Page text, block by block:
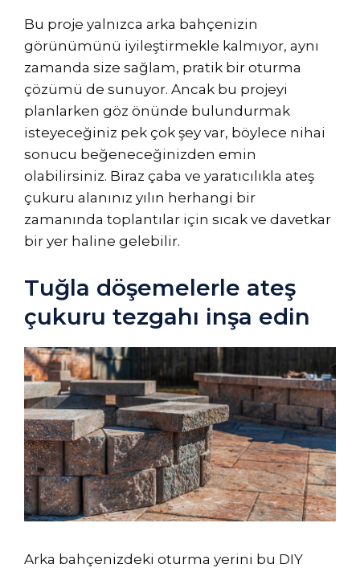
Bu proje yalnızca arka bahçenizin
görünümünü iyileştirmekle kalmıyor, aynı
zamanda size sağlam, pratik bir oturma
çözümü de sunuyor. Ancak bu projeyi
planlarken göz önünde bulundurmak
isteyeceğiniz pek çok şey var, böylece nihai
sonucu beğeneceğinizden emin
olabilirsiniz. Biraz çaba ve yaratıcılıkla ateş
çukuru alanınız yılın herhangi bir
zamanında toplantılar için sıcak ve davetkar
bir yer haline gelebilir.
Tuğla döşemelerle ateş
çukuru tezgahı inşa edin
Arka bahçenizdeki oturma yerini bu DIY